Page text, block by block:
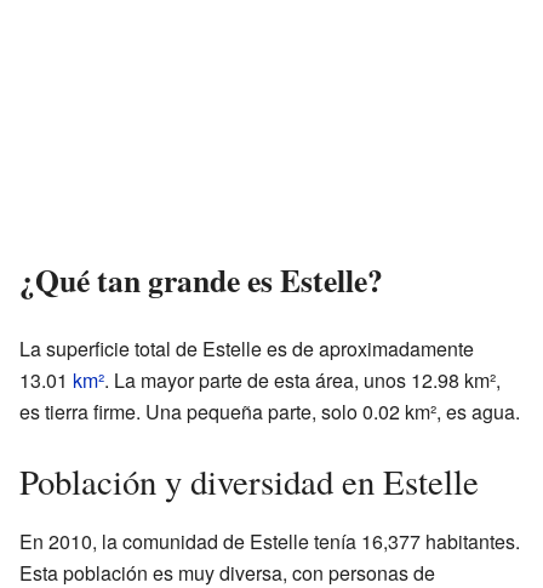
¿Qué tan grande es Estelle?
La superficie total de Estelle es de aproximadamente
13.01 km². La mayor parte de esta área, unos 12.98 km²,
es tierra firme. Una pequeña parte, solo 0.02 km², es agua.
Población y diversidad en Estelle
En 2010, la comunidad de Estelle tenía 16,377 habitantes.
Esta población es muy diversa, con personas de